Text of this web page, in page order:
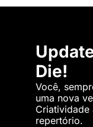
Die!
Você,
uma nova
Criatividade
repertório.